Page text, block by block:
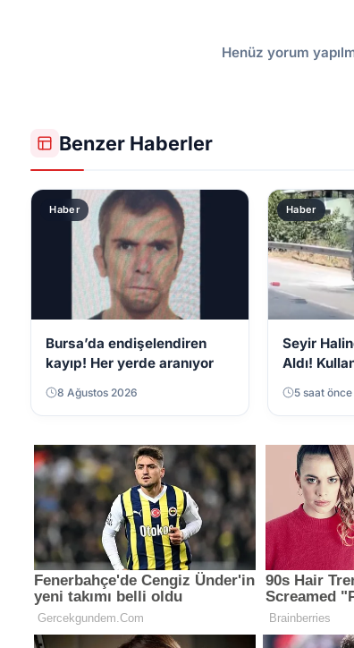
Henüz yorum
Benzer Haberler
Haber
Bursa’da endişelendiren
kayıp! Her yerde aranıyor
8 Ağustos 2026
Haber
Seyir
Aldı!
Geldi
5 saat önce